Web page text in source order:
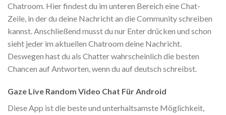
Chatroom. Hier findest du im unteren Bereich eine Chat-
Zeile, in der du deine Nachricht an die Community schreiben
kannst. Anschließend musst du nur Enter drücken und schon
sieht jeder im aktuellen Chatroom deine Nachricht.
Deswegen hast du als Chatter wahrscheinlich die besten
Chancen auf Antworten, wenn du auf deutsch schreibst.
Gaze Live Random Video Chat Für Android
Diese App ist die beste und unterhaltsamste Möglichkeit,